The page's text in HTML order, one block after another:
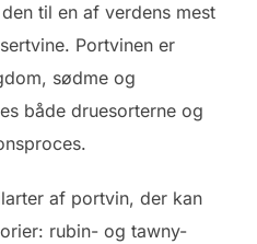
til en af verdens mest
Portvinen er
sødme og
både druesorterne og
af portvin, der kan
rubin- og tawny-